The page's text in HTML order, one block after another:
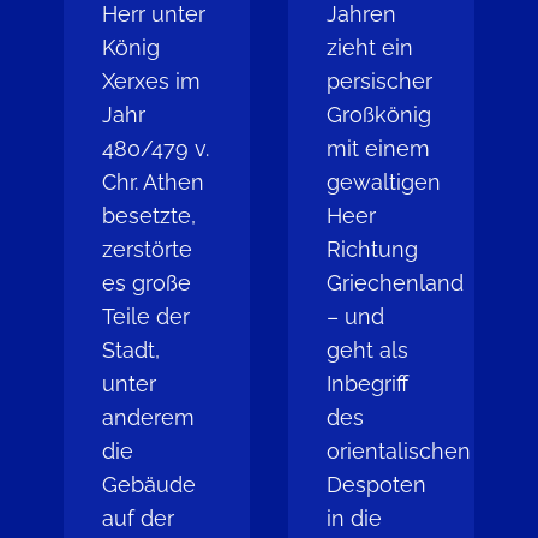
Herr unter
König
Xerxes im
Jahr
480/479 v.
Chr. Athen
besetzte,
zerstörte
es große
Teile der
Stadt,
unter
anderem
die
Gebäude
auf der
Jahren
zieht ein
persischer
Großkönig
mit einem
gewaltigen
Heer
Richtung
Griechenland
– und
geht als
Inbegriff
des
orientalischen
Despoten
in die